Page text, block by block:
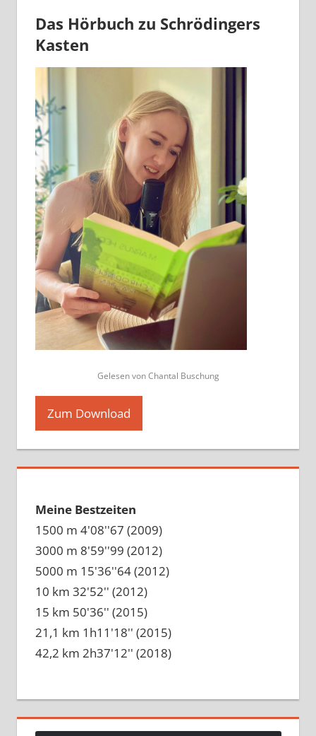
Das Hörbuch zu Schrödingers
Kasten
Gelesen von Chantal Buschung
Zum Download
Meine Bestzeiten
1500 m 4'08''67 (2009)
3000 m 8'59''99 (2012)
5000 m 15'36''64 (2012)
10 km 32'52'' (2012)
15 km 50'36'' (2015)
21,1 km 1h11'18'' (2015)
42,2 km 2h37'12'' (2018)